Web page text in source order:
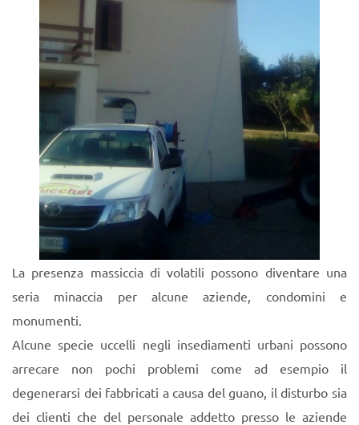
La presenza massiccia di volatili possono diventare una
seria minaccia per alcune aziende, condomini e
monumenti.
Alcune specie uccelli negli insediamenti urbani possono
arrecare non pochi problemi come ad esempio il
degenerarsi dei fabbricati a causa del guano, il disturbo sia
dei clienti che del personale addetto presso le aziende